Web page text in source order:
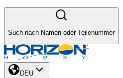
Such nach Namen oder Teilenummer
DEU